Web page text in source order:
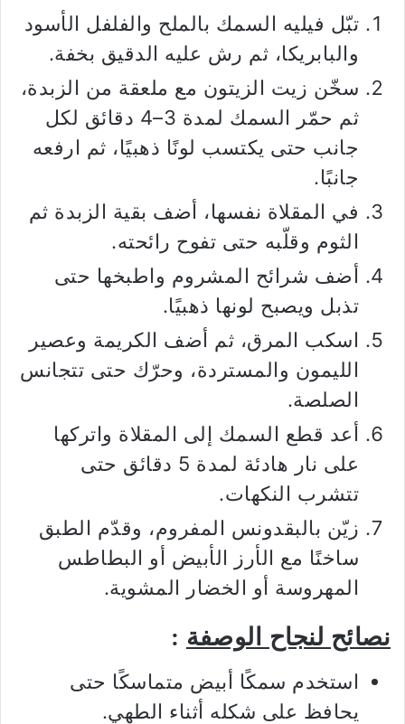
تبّل فيليه السمك بالملح والفلفل الأسود
والبابريكا، ثم رش عليه الدقيق بخفة.
سخّن زيت الزيتون مع ملعقة من الزبدة،
ثم حمّر السمك لمدة 3–4 دقائق لكل
جانب حتى يكتسب لونًا ذهبيًا، ثم ارفعه
جانبًا.
في المقلاة نفسها، أضف بقية الزبدة ثم
الثوم وقلّبه حتى تفوح رائحته.
أضف شرائح المشروم واطبخها حتى
تذبل ويصبح لونها ذهبيًا.
اسكب المرق، ثم أضف الكريمة وعصير
الليمون والمستردة، وحرّك حتى تتجانس
الصلصة.
أعد قطع السمك إلى المقلاة واتركها
على نار هادئة لمدة 5 دقائق حتى
تتشرب النكهات.
زيّن بالبقدونس المفروم، وقدّم الطبق
ساخنًا مع الأرز الأبيض أو البطاطس
المهروسة أو الخضار المشوية.
نصائح لنجاح الوصفة :
استخدم سمكًا أبيض متماسكًا حتى
يحافظ على شكله أثناء الطهي.